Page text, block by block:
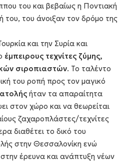
του και βεβαίως η Ποντιακή
του, του άνοιξαν τον δρόμο της
και την Συρία και
έμπειρους τεχνίτες ζύμης,
σιροπιαστών. Το ταλέντο
του ροπή προς τον μαγικό
ήταν τα απαραίτητα
στον χώρο και να θεωρείται
ζαχαροπλάστες/τεχνίτες
διαθέτει το δικό του
στην Θεσσαλονίκη ενώ
έρευνα και ανάπτυξη νέων